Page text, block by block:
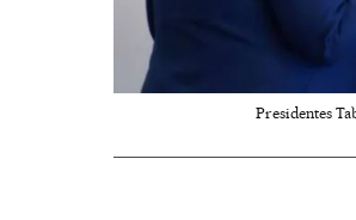
Presidentes